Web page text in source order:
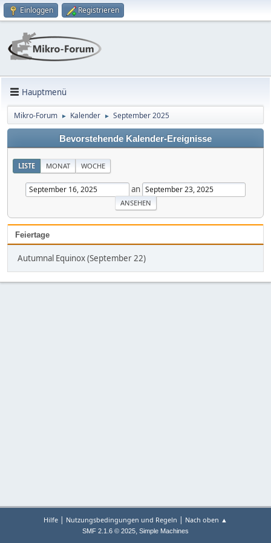
Einloggen Registrieren
Hauptmenü
Mikro-Forum ► Kalender ► September 2025
Bevorstehende Kalender-Ereignisse
LISTE MONAT WOCHE
an
Feiertage
Autumnal Equinox (September 22)
Hilfe | Nutzungsbedingungen und Regeln | Nach oben ▲
SMF 2.1.6 © 2025, Simple Machines